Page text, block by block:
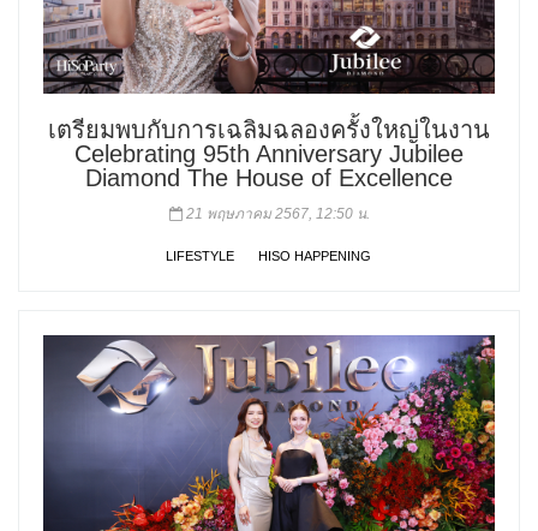
เตรียมพบกับการเฉลิมฉลองครั้งใหญ่ในงาน
Celebrating 95th Anniversary Jubilee
Diamond The House of Excellence
21 พฤษภาคม 2567, 12:50 น.
LIFESTYLE HISO HAPPENING